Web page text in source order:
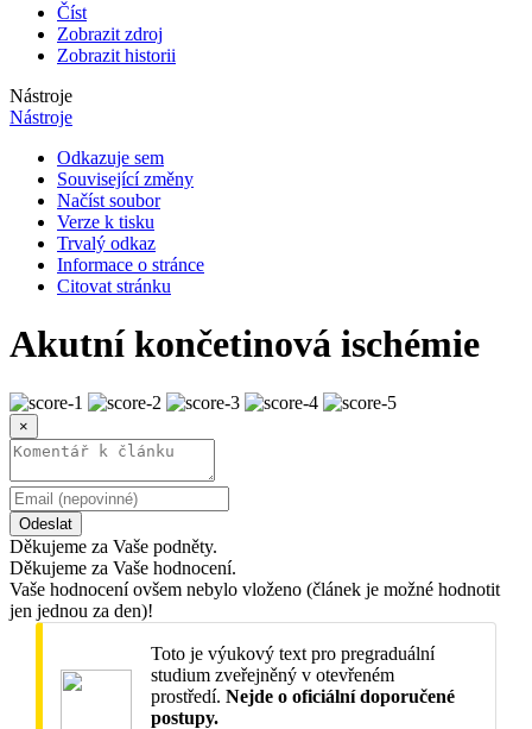
Číst
Zobrazit zdroj
Zobrazit historii
Nástroje
Nástroje
Odkazuje sem
Související změny
Načíst soubor
Verze k tisku
Trvalý odkaz
Informace o stránce
Citovat stránku
Akutní končetinová ischémie
×
Odeslat
Děkujeme za Vaše podněty.
Děkujeme za Vaše hodnocení.
Vaše hodnocení ovšem nebylo vloženo (článek je možné hodnotit
jen jednou za den)!
Toto je výukový text pro pregraduální
studium zveřejněný v otevřeném
prostředí. Nejde o oficiální doporučené
postupy.